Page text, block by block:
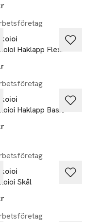
Haklapp Flexi
Haklapp Basic
Skål